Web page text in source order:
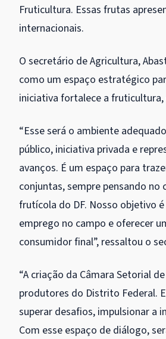
Fruticultura. Essas frutas
internacionais.
O secretário de Agricultura,
como um espaço estratégico
iniciativa fortalece a
“Esse será o ambiente
público, iniciativa privada e
avanços. É um espaço para
conjuntas, sempre pensando
frutícola do DF. Nosso objetivo
emprego no campo e oferecer
consumidor final”, ressaltou o
“A criação da Câmara Setorial
produtores do Distrito Federal.
superar desafios, impulsionar a
Com esse espaço de diálogo,